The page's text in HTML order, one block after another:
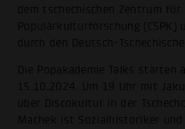
dem tschechischen Zentrum für
Populärkulturforschung (CSPK)
durch den Deutsch-
Die Popakademie Talks starten
15.10.2024. Um 19 Uhr mit
über Discokultur in der
Machek ist Sozialhistoriker